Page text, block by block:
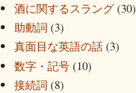
酒に関するスラング (30)
助動詞 (3)
真面目な英語の話 (3)
数字・記号 (10)
接続詞 (8)